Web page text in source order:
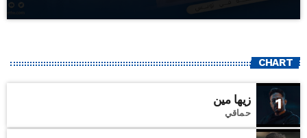
CHART
1 زيها مين
حماقي